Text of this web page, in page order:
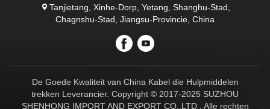
Tanjietang, Xinhe-Dorp, Yetang, Shanghu-Stad,
Chagnshu-Stad, Jiangsu-Provincie, China
De Goede Kwaliteit van China Kabel die Hulpmiddelen
trekken Leverancier. Copyright © 2017-2025 SUZHOU
SHENHONG IMPORT AND EXPORT CO.,LTD . Alle rechten